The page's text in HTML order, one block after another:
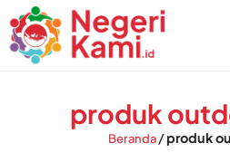
produk
Beranda/produk